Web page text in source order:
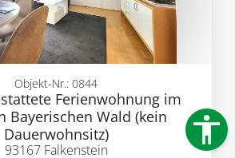
Ferienwohnung im
Bayerischen Wald (kein
Dauerwohnsitz)
Objekt-Nr.: 0844
93167 Falkenstein